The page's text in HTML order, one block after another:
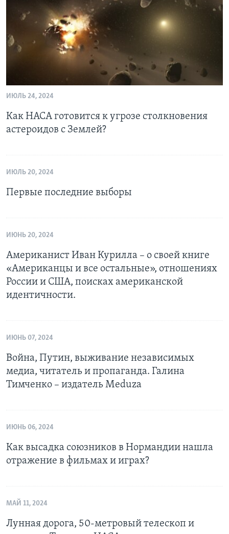
ИЮЛЬ 24, 2024
Как НАСА готовится к угрозе столкновения
астероидов с Землей?
ИЮЛЬ 20, 2024
Первые последние выборы
ИЮНЬ 20, 2024
Американист Иван Курилла – о своей книге
«Американцы и все остальные», отношениях
России и США, поисках американской
идентичности.
ИЮНЬ 07, 2024
Война, Путин, выживание независимых
медиа, читатель и пропаганда. Галина
Тимченко – издатель Meduza
ИЮНЬ 06, 2024
Как высадка союзников в Нормандии нашла
отражение в фильмах и играх?
МАЙ 11, 2024
Лунная дорога, 50-метровый телескоп и